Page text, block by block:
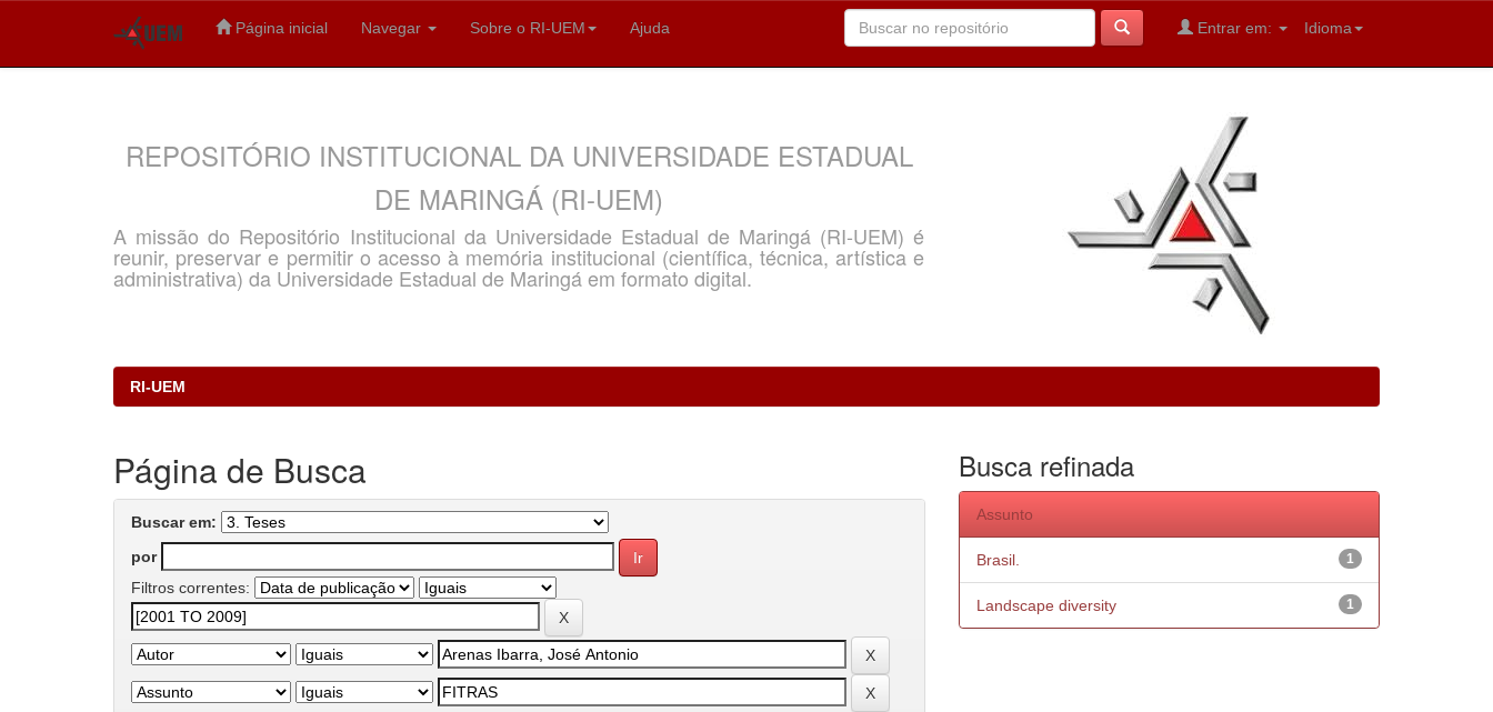
Página inicial Navegar Sobre o RI-UEM Ajuda Idioma
Entrar em:
REPOSITÓRIO INSTITUCIONAL DA UNIVERSIDADE ESTADUAL
DE MARINGÁ (RI-UEM)
A missão do Repositório Institucional da Universidade Estadual de Maringá (RI-UEM) é
reunir, preservar e permitir o acesso à memória institucional (científica, técnica, artística e
administrativa) da Universidade Estadual de Maringá em formato digital.
RI-UEM
Página de Busca
Buscar em:
por
Filtros correntes:
Busca refinada
Assunto
1
Brasil.
1
Landscape diversity